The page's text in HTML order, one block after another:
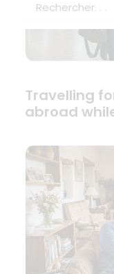
Travelling
abroad